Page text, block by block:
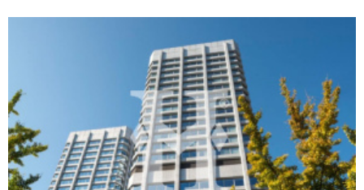
MEHR ERFAHREN